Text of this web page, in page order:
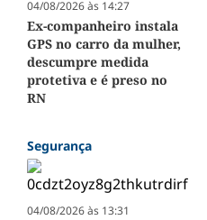
04/08/2026 às 14:27
Ex-companheiro instala
GPS no carro da mulher,
descumpre medida
protetiva e é preso no
RN
Segurança
04/08/2026 às 13:31